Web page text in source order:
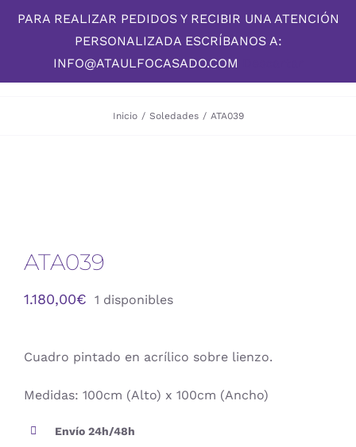
Inicio / Soledades / ATA039
ATA039
1.180,00€ 1 disponibles
Cuadro pintado en acrílico sobre lienzo.
Medidas: 100cm (Alto) x 100cm (Ancho)
Envío 24h/48h
PARA REALIZAR PEDIDOS Y RECIBIR UNA ATENCIÓN
PERSONALIZADA ESCRÍBANOS A:
INFO@ATAULFOCASADO.COM